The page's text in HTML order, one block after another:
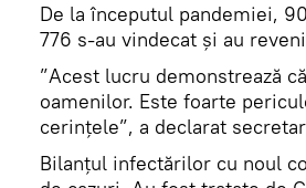
De la începutul pandemiei,
776 s-au vindecat și au
”Acest lucru demonstrează
oamenilor. Este foarte
cerințele”, a declarat
Bilanțul infectărilor cu noul